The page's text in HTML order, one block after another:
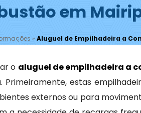
em
»Aluguel de Empilhadeira a
o aluguel de empilhadeira a
Primeiramente, estas
externos ou para